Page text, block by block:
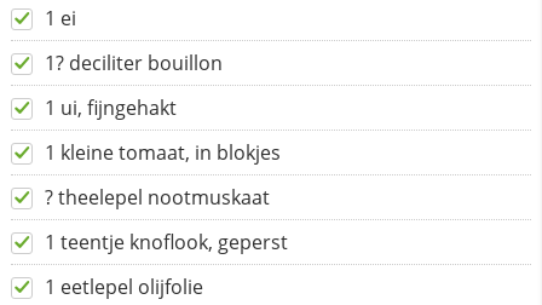
1 ei
1? deciliter bouillon
1 ui, fijngehakt
1 kleine tomaat, in blokjes
? theelepel nootmuskaat
1 teentje knoflook, geperst
1 eetlepel olijfolie